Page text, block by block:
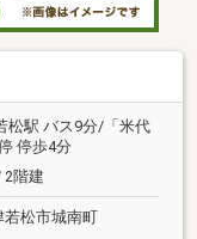
松駅 バス9分/「米代
停歩4分
2階建
若松市城南町